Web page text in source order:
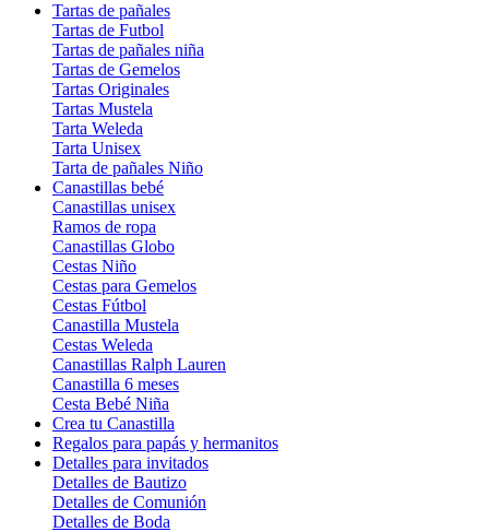
Tartas de pañales
Tartas de Futbol
Tartas de pañales niña
Tartas de Gemelos
Tartas Originales
Tartas Mustela
Tarta Weleda
Tarta Unisex
Tarta de pañales Niño
Canastillas bebé
Canastillas unisex
Ramos de ropa
Canastillas Globo
Cestas Niño
Cestas para Gemelos
Cestas Fútbol
Canastilla Mustela
Cestas Weleda
Canastillas Ralph Lauren
Canastilla 6 meses
Cesta Bebé Niña
Crea tu Canastilla
Regalos para papás y hermanitos
Detalles para invitados
Detalles de Bautizo
Detalles de Comunión
Detalles de Boda